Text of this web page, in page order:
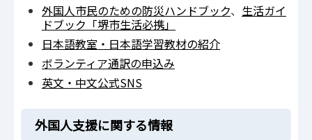
外国人市民のための防災ハンドブック、 生活ガイ
ドブック「堺市生活必携」
日本語教室・日本語学習教材の紹介
ボランティア通訳の申込み
英文・中文公式SNS
外国人支援に関する情報